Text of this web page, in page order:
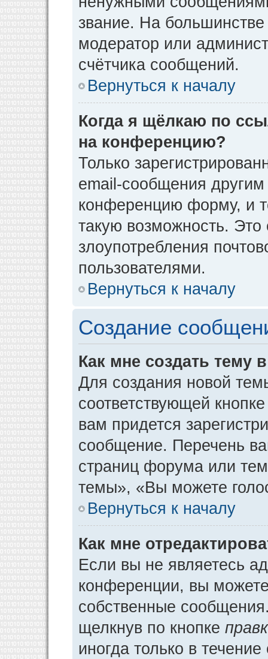
звание. На
модератор или
счётчика сообщений.
Вернуться к началу
Когда я щёлкаю по
на конференцию?
Только
email-сообщения
конференцию форму, и
такую возможность. Это
злоупотребления
пользователями.
Вернуться к началу
Создание
Как мне создать тему
Для создания новой
соответствующей
вам придется
сообщение. Перечень
страниц форума или
темы», «Вы можете
Вернуться к началу
Как мне
Если вы не являетесь
конференции, вы можете
собственные
щелкнув по кнопке
иногда только в